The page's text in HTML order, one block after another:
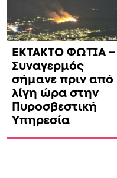
ΕΚΤΑΚΤΟ ΦΩΤΙΑ –
Συναγερμός
σήμανε πριν από
λίγη ώρα στην
Πυροσβεστική
Υπηρεσία